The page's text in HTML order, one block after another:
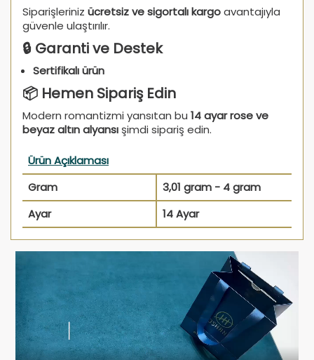
Siparişleriniz ücretsiz ve sigortalı kargoavantajıyla
güvenle ulaştırılır.
🔒 Garanti ve Destek
Sertifikalı ürün
📦 Hemen Sipariş Edin
Modern romantizmi yansıtan bu 14 ayar rose ve
beyaz altın alyansı şimdi sipariş edin.
Ürün Açıklaması
Gram
3,01 gram - 4 gram
Ayar
14 Ayar